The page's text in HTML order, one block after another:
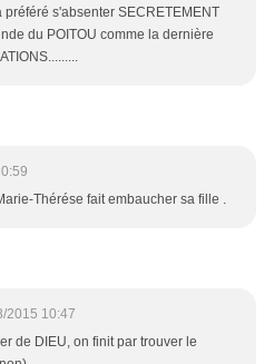
préféré s'absenter SECRETEMENT
du POITOU comme la dernière
Thérése fait embaucher sa fille .
2015 10:47
de DIEU, on finit par trouver le